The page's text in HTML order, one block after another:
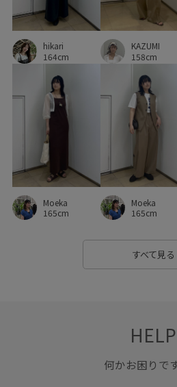
透け感 通気性 遊び心がある
hikari
164cm
KAZUMI
158cm
Moeka
165cm
Moeka
165cm
すべて見る
HELP
何かお困りで